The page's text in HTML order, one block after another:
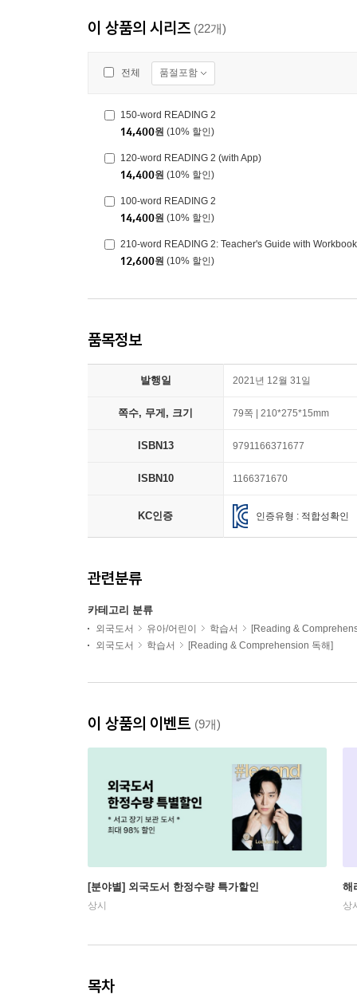
이 상품의 시리즈 (22개)
전체 품절포함
150-word READING 2
14,400원 (10% 할인)
120-word READING 2 (with App)
14,400원 (10% 할인)
100-word READING 2
14,400원 (10% 할인)
210-word READING 2: Teacher's Guide with Workbook
12,600원 (10% 할인)
품목정보
발행일 2021년 12월 31일
쪽수, 무게, 크기 79쪽 | 210*275*15mm
ISBN13 9791166371677
ISBN10 1166371670
KC인증 인증유형 : 적합성확인
관련분류
카테고리 분류
외국도서 유아/어린이 학습서
[Reading &
외국도서
학습서 [Reading & Comprehension 독해]
이 상품의 이벤트 (9개)
[분야별] 외국도서 한정수량 특가할인
상시
해
상
목차